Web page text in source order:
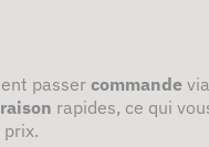
passer commande
rapides, ce qui